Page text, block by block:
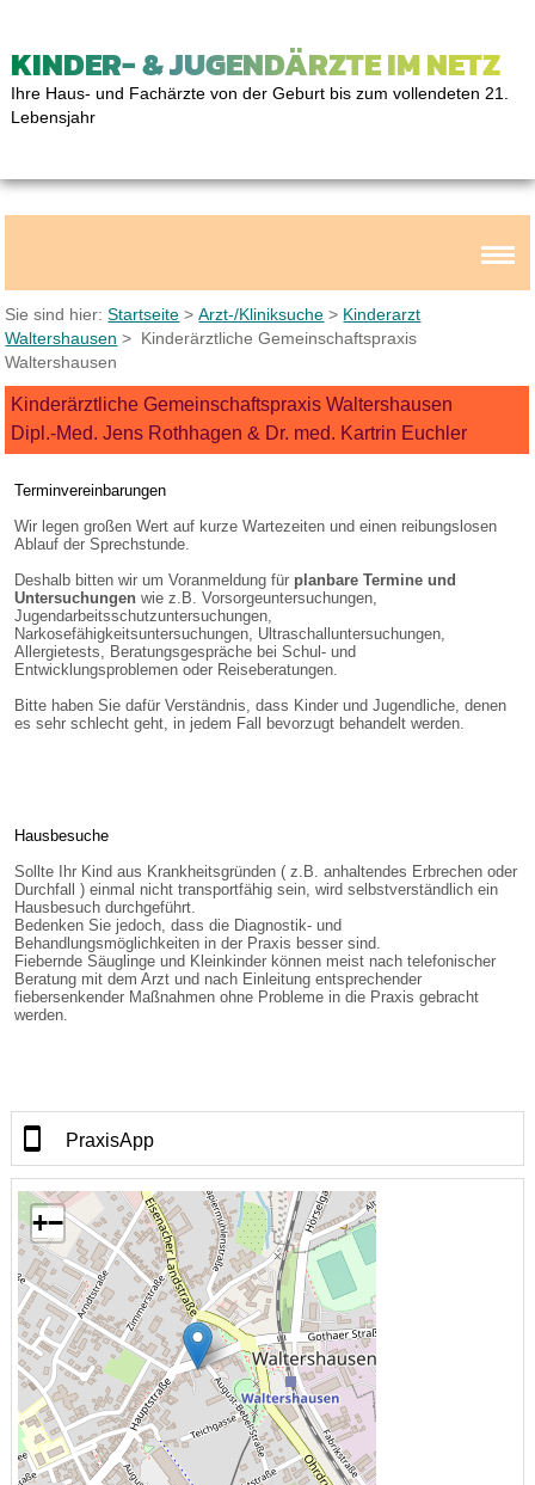
KINDER- & JUGENDÄRZTE IM NETZ
Ihre Haus- und Fachärzte von der Geburt bis zum vollendeten 21.
Lebensjahr
Sie sind hier:Startseite >Arzt-/Kliniksuche > Kinderarzt
Waltershausen > Kinderärztliche Gemeinschaftspraxis
Waltershausen
Kinderärztliche Gemeinschaftspraxis Waltershausen
Dipl.-Med. Jens Rothhagen & Dr. med. Kartrin Euchler
Terminvereinbarungen
Wir legen großen Wert auf kurze Wartezeiten und einen reibungslosen
Ablauf der Sprechstunde.
Deshalb bitten wir um Voranmeldung für planbare Termine und
Untersuchungen wie z.B. Vorsorgeuntersuchungen,
Jugendarbeitsschutzuntersuchungen,
Narkosefähigkeitsuntersuchungen, Ultraschalluntersuchungen,
Allergietests, Beratungsgespräche bei Schul- und
Entwicklungsproblemen oder Reiseberatungen.
Bitte haben Sie dafür Verständnis, dass Kinder und Jugendliche, denen
es sehr schlecht geht, in jedem Fall bevorzugt behandelt werden.
Hausbesuche
Sollte Ihr Kind aus Krankheitsgründen ( z.B. anhaltendes Erbrechen oder
Durchfall ) einmal nicht transportfähig sein, wird selbstverständlich ein
Hausbesuch durchgeführt.
Bedenken Sie jedoch, dass die Diagnostik- und
Behandlungsmöglichkeiten in der Praxis besser sind.
Fiebernde Säuglinge und Kleinkinder können meist nach telefonischer
Beratung mit dem Arzt und nach Einleitung entsprechender
fiebersenkender Maßnahmen ohne Probleme in die Praxis gebracht
werden.
PraxisApp
+−